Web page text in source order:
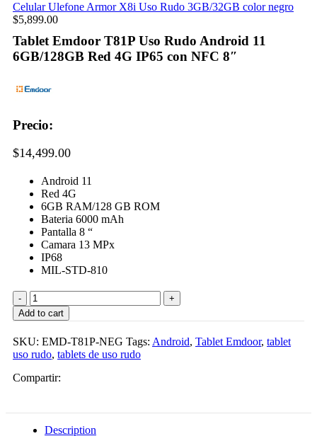
Celular Ulefone Armor X8i Uso Rudo 3GB/32GB color negro
$5,899.00
Tablet Emdoor T81P Uso Rudo Android 11
6GB/128GB Red 4G IP65 con NFC 8″
Precio:
$14,499.00
Android 11
Red 4G
6GB RAM/128 GB ROM
Bateria 6000 mAh
Pantalla 8 “
Camara 13 MPx
IP68
MIL-STD-810
Tablet
Emdoor
T81P
Rudo
Android
6GB/128GB
4G
IP65
Add to cart
SKU: EMD-T81P-NEG Tags: Android, Tablet Emdoor, tablet
uso rudo, tablets de uso rudo
Compartir:
Description